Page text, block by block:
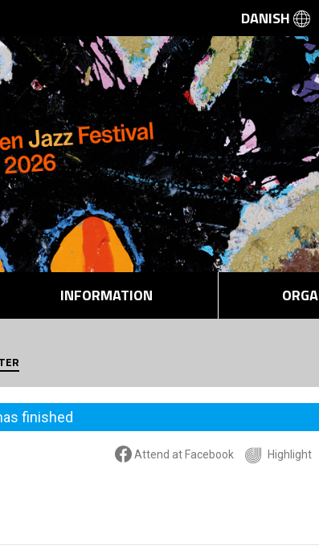
DANISH
INFORMATION
finished
Attend at Facebook Highlight